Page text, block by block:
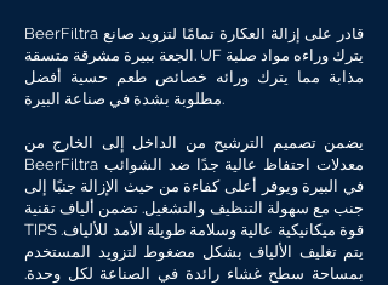
BeerFiltra قادر على إزالة العكارة تمامًا لتزويد صانع
الجعة ببيرة مشرقة متسقة. UF يترك وراءه مواد صلبة
مذابة مما يترك ورائه خصائص طعم حسية أفضل
مطلوبة بشدة في صناعة البيرة.
يضمن تصميم الترشيح من الداخل إلى الخارج من
BeerFiltra معدلات احتفاظ عالية جدًا ضد الشوائب
في البيرة ويوفر أعلى كفاءة من حيث الإزالة جنبًا إلى
جنب مع سهولة التنظيف والتشغيل. تضمن ألياف تقنية
TIPS قوة ميكانيكية عالية وسلامة طويلة الأمد للألياف.
يتم تغليف الألياف بشكل مضغوط لتزويد المستخدم
بمساحة سطح غشاء رائدة في الصناعة لكل وحدة.